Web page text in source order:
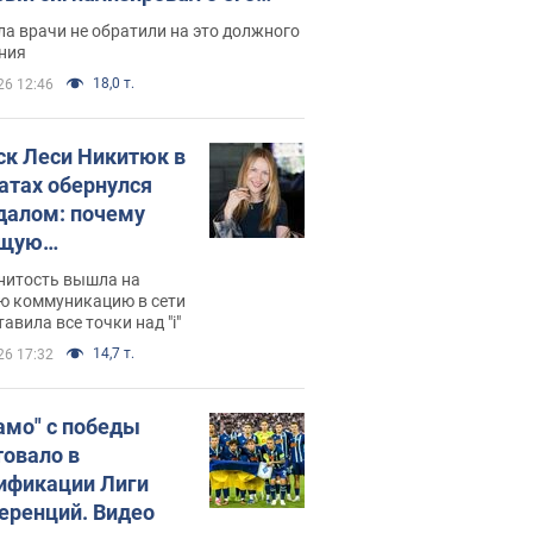
раке
врачи не обратили на это должного
12:46 18,0 т.
Леси Никитюк в
обернулся
почему
вышла на
коммуникацию в сети
все точки над "i"
17:32 14,7 т.
с победы
в
Лиги
Видео